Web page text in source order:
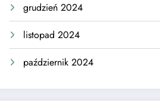
grudzień 2024
listopad 2024
październik 2024